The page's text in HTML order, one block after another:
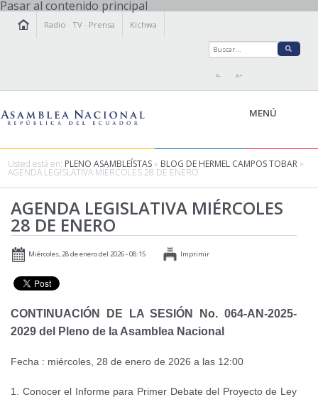
Pasar al contenido principal
Radio ·TV · Prensa Kichwa
A- A+
MENÚ
LEGISLAMOS
FISCALIZAMOS
TRANSPARENCIA
PRENSA
PARTICIPACIÓN
AGENDA
Usted está en: PLENO ASAMBLEÍSTAS » BLOG DE HERMEL CAMPOS TOBAR »
AGENDA LEGISLATIVA MIÉRCOLES 28 DE ENERO
AGENDA LEGISLATIVA MIÉRCOLES
28 DE ENERO
Miércoles, 28 de enero del 2026 - 08:15 Imprimir
CONTINUACIÓN DE LA SESIÓN No. 064-AN-2025-
2029 del Pleno de la Asamblea Nacional
Fecha : miércoles, 28 de enero de 2026 a las 12:00
1. Conocer el Informe para Primer Debate del Proyecto de Ley